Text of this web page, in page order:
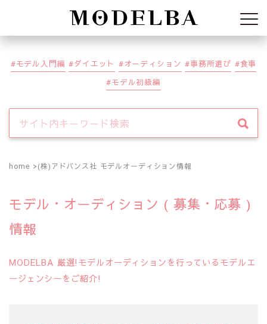
Modelba
モデル入門編 ダイエット オーディション 事務所選び
食事
モデル初級編
home (株)アドバンス社 モデルオーディション情報
モデル・オーディション ( 募集・応募 )
情報
MODELBA 厳選!モデルオーディションを行っているモデルエ
ージェンシーをご紹介!